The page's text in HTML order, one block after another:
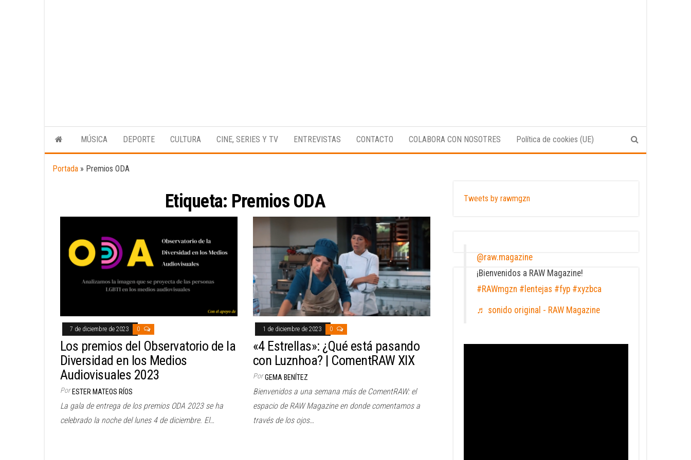
Magazine
digital
enfocado
cultura,
MÚSICA DEPORTE CULTURA CINE, SERIES Y TV ENTREVISTAS CONTACTO COLABORA CON NOSOTRES Política de cookies (UE)
Portada » Premios ODA
Etiqueta: Premios ODA
7 de diciembre de 2023 0
Los premios del Observatorio de la
Diversidad en los Medios
Audiovisuales 2023
Por ESTER MATEOS RÍOS
La gala de entrega de los premios ODA 2023 se ha
celebrado la noche del lunes 4 de diciembre. El…
1 de diciembre de 2023 0
«4 Estrellas»: ¿Qué está pasando
con Luznhoa? | ComentRAW XIX
Por GEMA BENÍTEZ
Bienvenidos a una semana más de ComentRAW: el
espacio de RAW Magazine en donde comentamos a
través de los ojos…
Tweets by rawmgzn
@raw.magazine
¡Bienvenidos a RAW Magazine!
#RAWmgzn #lentejas #fyp #xyzbca
♬ sonido original - RAW Magazine